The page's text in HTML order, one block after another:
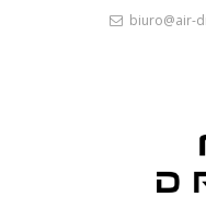
biuro@air-